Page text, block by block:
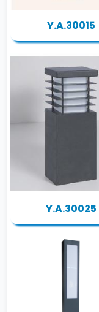
Y.A.30015
Y.A.30025